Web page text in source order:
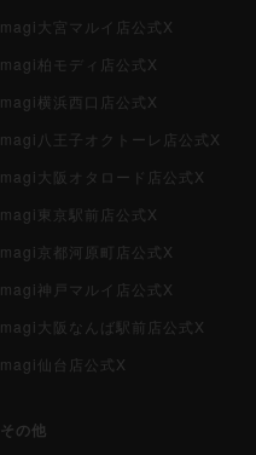
magi大宮マルイ店公式X
magi柏モディ店公式X
magi横浜西口店公式X
magi八王子オクトーレ店公式X
magi大阪オタロード店公式X
magi東京駅前店公式X
magi京都河原町店公式X
magi神戸マルイ店公式X
magi大阪なんば駅前店公式X
magi仙台店公式X
その他